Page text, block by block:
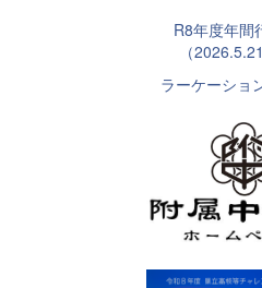
R8年度年間
（
ラーケーショ